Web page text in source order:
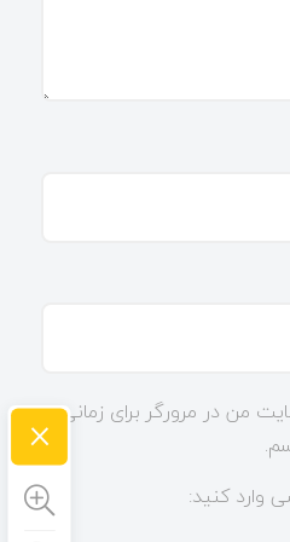
من در مرورگر برای زمانی
وارد کنید:
×